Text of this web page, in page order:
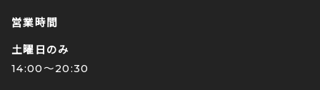
営業時間
土曜日のみ
14:00〜20:30